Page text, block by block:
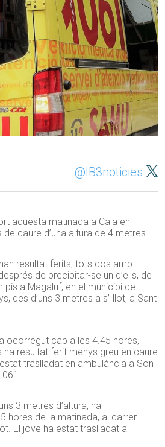
@IB3noticies
aquesta matinada a Cala en
de caure d’una altura de 4 metres.
resultat ferits, tots dos amb
de precipitar-se un d’ells, de
pis a Magaluf, en el municipi de
des d’uns 3 metres a s’Illot, a Sant
ocorregut cap a les 4.45 hores,
ha resultat ferit menys greu en caure
traslladat en ambulància a Son
061.
3 metres d’altura, ha
hores de la matinada, al carrer
El jove ha estat traslladat a